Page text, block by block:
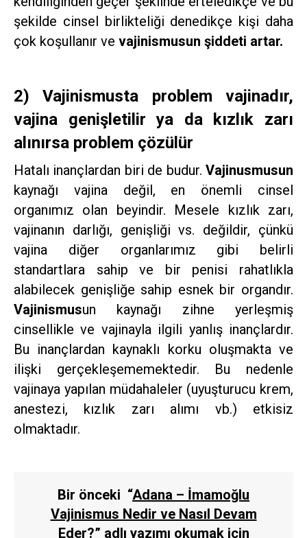
şekilde cinsel birlikteliği denedikçe kişi daha
çok koşullanır ve vajinismusun şiddeti artar.
2) Vajinismusta problem vajinadır,
vajina genişletilir ya da kızlık zarı
alınırsa problem çözülür
Hatalı inançlardan biri de budur. Vajinusmusun
kaynağı vajina değil, en önemli cinsel
organımız olan beyindir. Mesele kızlık zarı,
vajinanın darlığı, genişliği vs. değildir, çünkü
vajina diğer organlarımız gibi belirli
standartlara sahip ve bir penisi rahatlıkla
alabilecek genişliğe sahip esnek bir organdır.
Vajinismusun kaynağı zihne yerleşmiş
cinsellikle ve vajinayla ilgili yanlış inançlardır.
Bu inançlardan kaynaklı korku oluşmakta ve
ilişki gerçekleşememektedir. Bu nedenle
vajinaya yapılan müdahaleler (uyuşturucu krem,
anestezi, kızlık zarı alımı vb.) etkisiz
olmaktadır.
Bir önceki “Adana – İmamoğlu
Vajinismus Nedir ve Nasıl Devam
Eder?” adlı yazımı okumak için